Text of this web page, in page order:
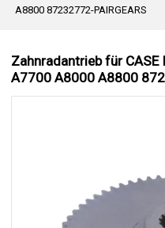
A8800 87232772-PAIRGEARS
Zahnradantrieb für
A7700 A8000 A8800